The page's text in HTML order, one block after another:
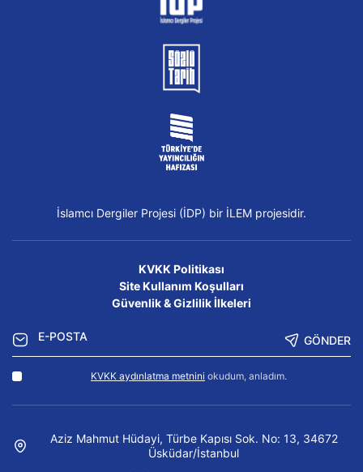
İslamcı Dergiler Projesi (İDP) bir İLEM projesidir.
KVKK Politikası
Site Kullanım Koşulları
Güvenlik & Gizlilik İlkeleri
GÖNDER
KVKK aydınlatma metnini okudum, anladım.
Aziz Mahmut Hüdayi, Türbe Kapısı Sok. No: 13, 34672
Üsküdar/İstanbul